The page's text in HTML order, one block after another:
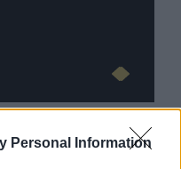
Personal Information